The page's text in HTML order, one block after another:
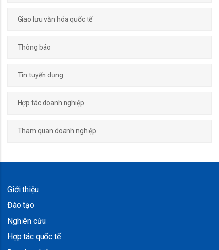
Giao lưu văn hóa quốc tế
Thông báo
Tin tuyển dụng
Hợp tác doanh nghiệp
Tham quan doanh nghiệp
Giới thiệu
Đào tạo
Nghiên cứu
Hợp tác quốc tế